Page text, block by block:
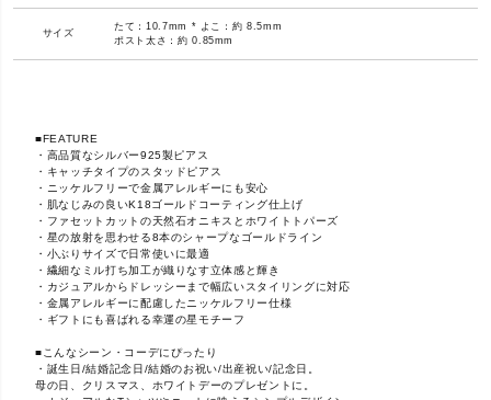
サイズ
たて：10.7mm * よこ：約 8.5mm
ポスト太さ：約 0.85mm
■FEATURE
・高品質なシルバー925製ピアス
・キャッチタイプのスタッドピアス
・ニッケルフリーで金属アレルギーにも安心
・肌なじみの良いK18ゴールドコーティング仕上げ
・ファセットカットの天然石オニキスとホワイトトパーズ
・星の放射を思わせる8本のシャープなゴールドライン
・小ぶりサイズで日常使いに最適
・繊細なミル打ち加工が織りなす立体感と輝き
・カジュアルからドレッシーまで幅広いスタイリングに対応
・金属アレルギーに配慮したニッケルフリー仕様
・ギフトにも喜ばれる幸運の星モチーフ
■こんなシーン・コーデにぴったり
・誕生日/結婚記念日/結婚のお祝い/出産祝い/記念日。
母の日、クリスマス、ホワイトデーのプレゼントに。